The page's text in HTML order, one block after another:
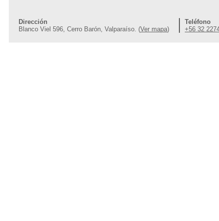
Dirección
Blanco Viel 596, Cerro Barón, Valparaíso. (Ver mapa)
Teléfono
+56 32